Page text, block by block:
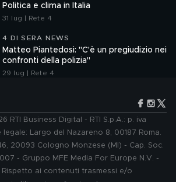
Politica e clima in Italia
31 lug | Rete 4
4 DI SERA NEWS
Matteo Piantedosi: "C'è un pregiudizio nei
confronti della polizia"
29 lug | Rete 4
RTI Business Digital - RTI S.p.A.: p. iva
legale: Largo del Nazareno 8, 00187 Roma.
20093 Cologno Monzese (MI) - Cap. Soc.
- Gruppo MFE Media For Europe N.V. -
ai contenuti trasmessi e/o